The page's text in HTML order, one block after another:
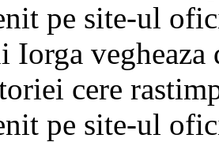
pe site-ul
Iorga
cere
pe site-ul